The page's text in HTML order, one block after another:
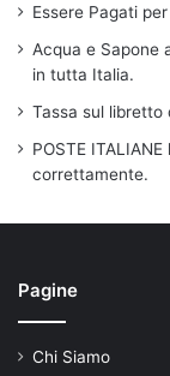
Essere Pagati
Acqua e Sapone
in tutta Italia.
Tassa sul libretto
POSTE
correttamente.
Pagine
Chi Siamo